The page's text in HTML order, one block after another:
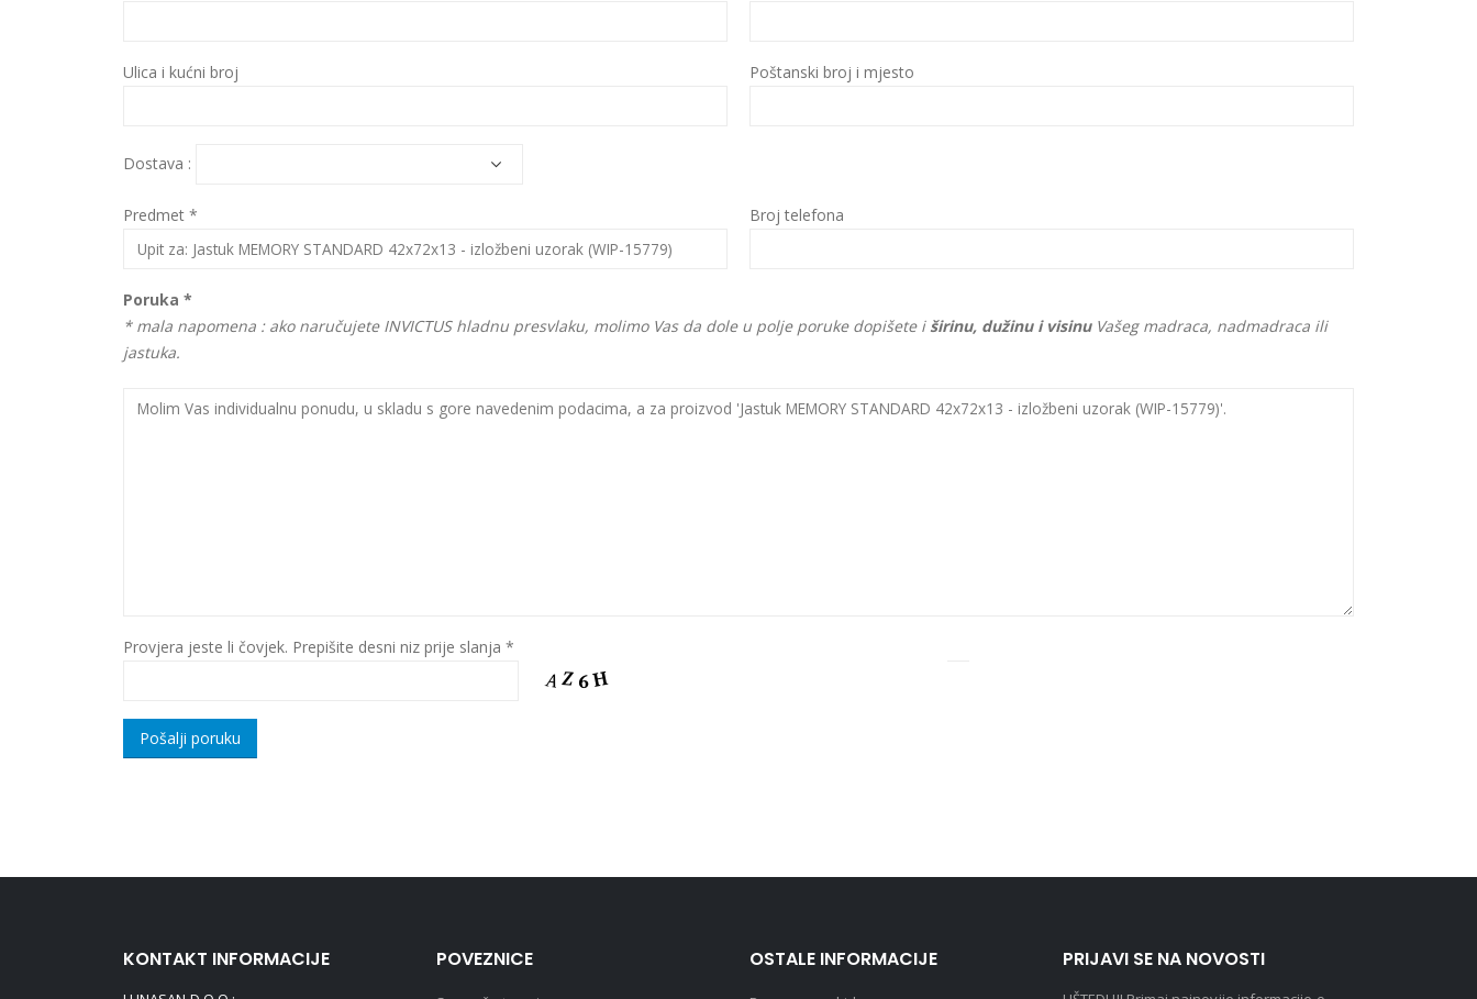
Ulica i kućni broj Poštanski broj i mjesto
Dostava :
Predmet * Broj telefona
Poruka *
* mala napomena : ako naručujete INVICTUS hladnu presvlaku, molimo Vas da dole u polje poruke dopišete i širinu, dužinu i visinuVašeg madraca, nadmadraca ili
jastuka.
Provjera jeste li čovjek. Prepišite desni niz prije slanja *
KONTAKT INFORMACIJE POVEZNICE OSTALE INFORMACIJE PRIJAVI SE NA NOVOSTI